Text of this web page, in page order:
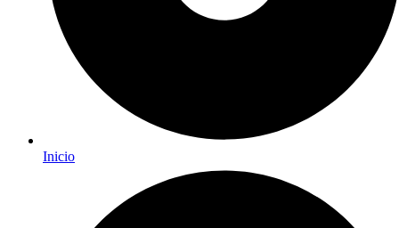
Inicio